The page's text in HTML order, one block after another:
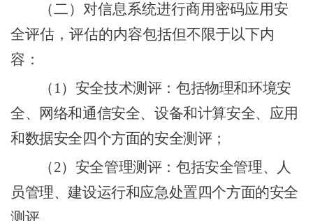
（二）对信息系统进行商用密码应用安
全评估，评估的内容包括但不限于以下内
容 ：
（1） 安全技术测评：包括物理和环境安
全、网络和通信安全、设备和计算安全、应用
和数据安全四个方面的安全测评；
（2） 安全管理测评：包括安全管理、人
员管理、建设运行和应急处置四个方面的安全
测评。